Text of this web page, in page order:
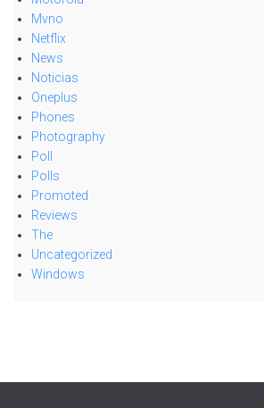
Mvno
Netflix
News
Noticias
Oneplus
Phones
Photography
Poll
Polls
Promoted
Reviews
The
Uncategorized
Windows